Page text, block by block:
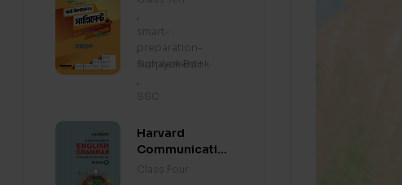
,
smart-
preparation-
supplement+
,
Sohayok Book
,
Harvard
Communicative
English
Class Four